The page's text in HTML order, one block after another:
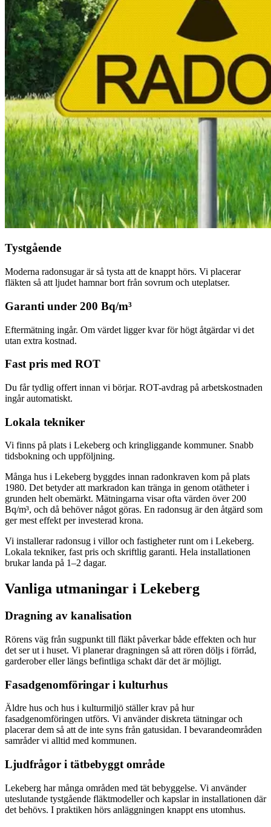
Tystgående
Moderna radonsugar är så tysta att de knappt hörs. Vi placerar
fläkten så att ljudet hamnar bort från sovrum och uteplatser.
Garanti under 200 Bq/m³
Eftermätning ingår. Om värdet ligger kvar för högt åtgärdar vi det
utan extra kostnad.
Fast pris med ROT
Du får tydlig offert innan vi börjar. ROT-avdrag på arbetskostnaden
ingår automatiskt.
Lokala tekniker
Vi finns på plats i Lekeberg och kringliggande kommuner. Snabb
tidsbokning och uppföljning.
Många hus i Lekeberg byggdes innan radonkraven kom på plats
1980. Det betyder att markradon kan tränga in genom otätheter i
grunden helt obemärkt. Mätningarna visar ofta värden över 200
Bq/m³, och då behöver något göras. En radonsug är den åtgärd som
ger mest effekt per investerad krona.
Vi installerar radonsug i villor och fastigheter runt om i Lekeberg.
Lokala tekniker, fast pris och skriftlig garanti. Hela installationen
brukar landa på 1–2 dagar.
Vanliga utmaningar i Lekeberg
Dragning av kanalisation
Rörens väg från sugpunkt till fläkt påverkar både effekten och hur
det ser ut i huset. Vi planerar dragningen så att rören döljs i förråd,
garderober eller längs befintliga schakt där det är möjligt.
Fasadgenomföringar i kulturhus
Äldre hus och hus i kulturmiljö ställer krav på hur
fasadgenomföringen utförs. Vi använder diskreta tätningar och
placerar dem så att de inte syns från gatusidan. I bevarandeområden
samråder vi alltid med kommunen.
Ljudfrågor i tätbebyggt område
Lekeberg har många områden med tät bebyggelse. Vi använder
uteslutande tystgående fläktmodeller och kapslar in installationen där
det behövs. I praktiken hörs anläggningen knappt ens utomhus.